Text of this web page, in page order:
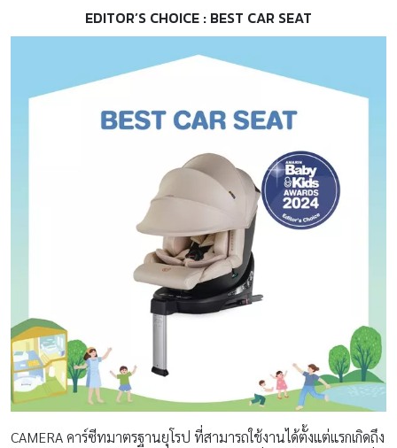
EDITOR’S CHOICE : BEST CAR SEAT
CAMERA คาร์ซีทมาตรฐานยุโรป ที่สามารถใช้งานได้ตั้งแต่แรกเกิดถึง